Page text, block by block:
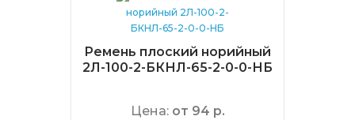
Ремень плоский норийный
2Л-100-2-БКНЛ-65-2-0-0-НБ
Цена: от 94 р.